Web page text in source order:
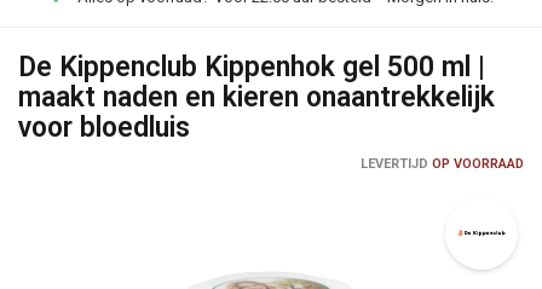
De Kippenclub Kippenhok gel 500 ml |
maakt naden en kieren onaantrekkelijk
voor bloedluis
LEVERTIJD OP VOORRAAD